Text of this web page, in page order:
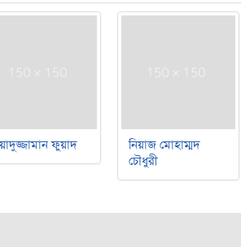
ফুয়াদ
নিয়াজ মোহাম্মদ
চৌধুরী